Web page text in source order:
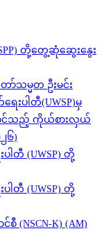
တို့တွေ့ဆုံဆွေးနွေး
ာ်သမ္မတ ဦးမင်း
ပါတီ(UWSP)မှ
ာင်သည့် ကိုယ်စားလှယ်
၆)
ါတီ (UWSP) တို့
ါတီ (UWSP) တို့
(NSCN-K) (AM)